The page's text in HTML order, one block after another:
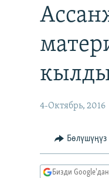
4-Октябрь, 2016
Бөлүшүңүз
Бизди